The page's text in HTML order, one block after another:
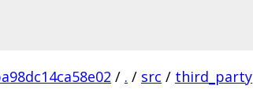
/ . / src / third_party